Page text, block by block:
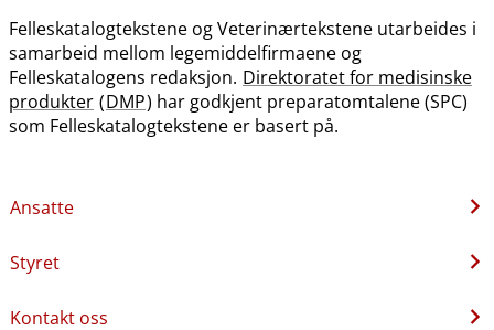
Felleskatalogtekstene og Veterinærtekstene utarbeides i
samarbeid mellom legemiddelfirmaene og
Felleskatalogens redaksjon. Direktoratet for medisinske
produkter (DMP) har godkjent preparatomtalene (SPC)
som Felleskatalogtekstene er basert på.
Ansatte
Styret
Kontakt oss